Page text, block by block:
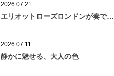
2026.07.21
エリオットローズロンドンが奏でる
2026.07.11
静かに魅せる、大人の色